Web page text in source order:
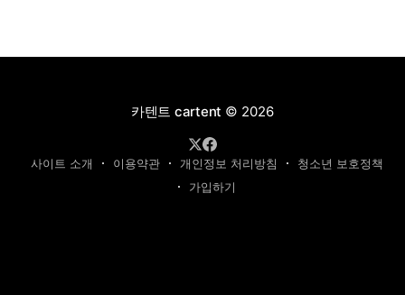
카텐트 cartent © 2026
사이트 소개 이용약관 개인정보 처리방침
청소년 보호정책
가입하기